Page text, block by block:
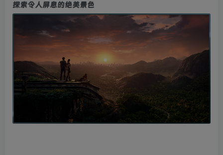
探索令人屏息的绝美景色